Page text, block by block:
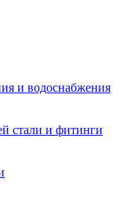
и водоснабжения
стали и фитинги